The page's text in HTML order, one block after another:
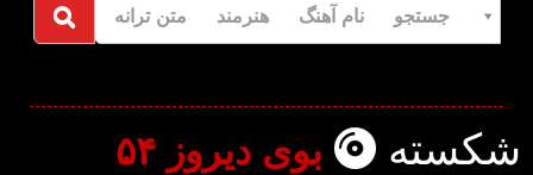
جستجو نام آهنگ هنرمند متن ترانه
شکسته بوی دیروز ۵۴